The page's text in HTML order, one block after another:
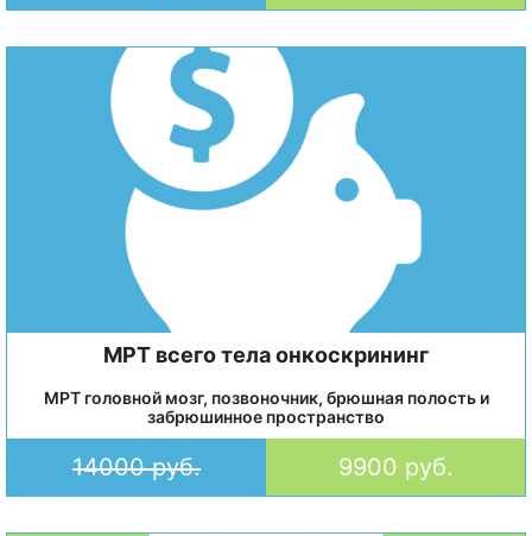
МРТ всего тела онкоскрининг
МРТ головной мозг, позвоночник, брюшная полость и
забрюшинное пространство
14000 руб. 9900 руб.